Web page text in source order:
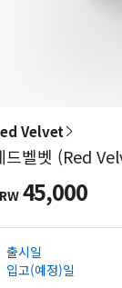
Velvet
드벨벳 (Red
45,000
출시일
입고(예정)일